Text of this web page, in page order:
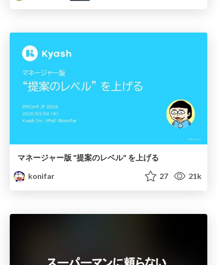
マネージャー版 "提案のレベル" を上げる
konifar
27 21k